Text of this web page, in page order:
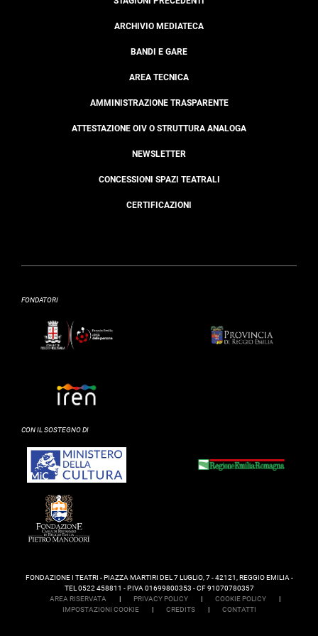
ARCHIVIO MEDIATECA
BANDI E GARE
AREA TECNICA
AMMINISTRAZIONE TRASPARENTE
ATTESTAZIONE OIV O STRUTTURA ANALOGA
NEWSLETTER
CONCESSIONI SPAZI TEATRALI
CERTIFICAZIONI
FONDATORI
CON IL SOSTEGNO DI
FONDAZIONE I TEATRI - PIAZZA MARTIRI DEL 7 LUGLIO, 7 - 42121, REGGIO EMILIA -
TEL 0522 458811 - P.IVA 01699800353 - CF 91070780357
AREA RISERVATA
| PRIVACY POLICY | COOKIE POLICY
|
IMPOSTAZIONI COOKIE
| CREDITS | CONTATTI